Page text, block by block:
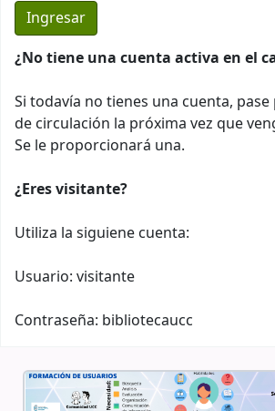
¿No tiene una cuenta activa en el
Si todavía no tienes una cuenta,
de circulación la próxima vez que
Se le proporcionará una.
¿Eres visitante?
Utiliza la siguiene cuenta:
Usuario: visitante
Contraseña: bibliotecaucc